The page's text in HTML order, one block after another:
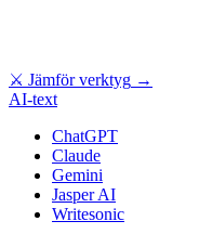
⚔ Jämför verktyg →
AI-text
ChatGPT
Claude
Gemini
Jasper AI
Writesonic